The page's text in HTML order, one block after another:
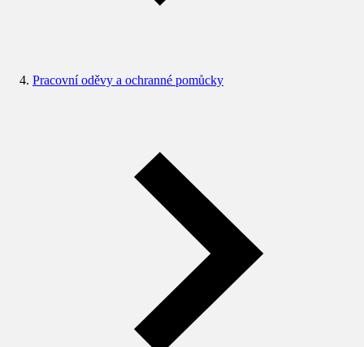
Pracovní oděvy a ochranné pomůcky